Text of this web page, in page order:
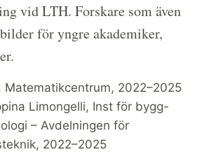
vid LTH. Forskare som även
för yngre akademiker,
Matematikcentrum, 2022–2025
Limongelli, Inst för bygg-
– Avdelningen för
2022–2025